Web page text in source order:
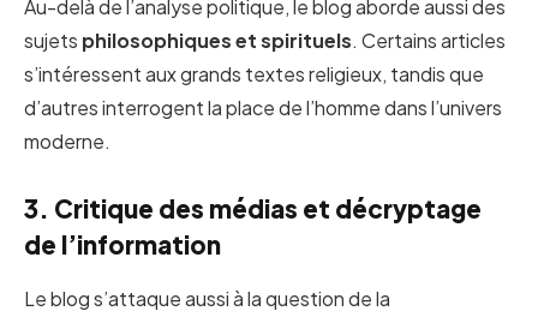
Au-delà de l’analyse politique, le blog aborde aussi des
sujets philosophiques et spirituels. Certains articles
s’intéressent aux grands textes religieux, tandis que
d’autres interrogent la place de l’homme dans l’univers
moderne.
3. Critique des médias et décryptage
de l’information
Le blog s’attaque aussi à la question de la